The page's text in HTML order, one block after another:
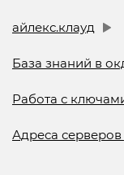
айлекс.клауд
База знаний в
Работа с
Адреса